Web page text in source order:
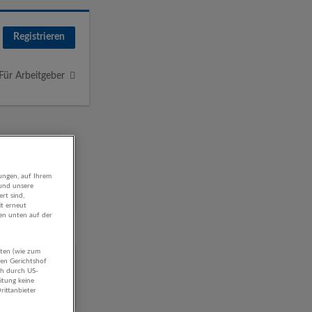
Registrieren
Für Arbeitgeber
auf Ihrem
unsere
sind,
erneut
unten auf der
(wie zum
Gerichtshof
durch US-
keine